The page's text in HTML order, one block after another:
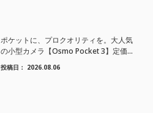
ポケットに、プロクオリティを。大人気
の小型カメラ【Osmo Pocket 3】定価が
さらにお値下げされました！
投稿日： 2026.08.06